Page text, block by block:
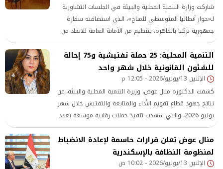
شاركت وزارة التنمية المحلية والبيئة في الجلسات التشاورية
لـ«حوار أنطاليا المتوسطي للمناخ»، الذي استضافته سفارة
جمهورية تركيا بالقاهرة، بتنظيم من الأمانة العامة للاتحاد من
أجل المتوسط،
التنمية المحلية: 25 حملة تفتيشية و75 إحالة
للشئون القانونية خلال شهر واحد
الإثنين 13/يوليو/2026 - 12:05 م
كشفت الدكتورة منال عوض، وزيرة التنمية المحلية والبيئة، عن
نتائج جهود قطاع تقويم الأداء والمتابعة والتفتيش خلال شهر
يونيو 2026، والتي شهدت تنفيذ حملات رقابية موسعة بعدد
من المحافظات
منال عوض تعلن قرارات حاسمة لإعادة الانضباط
لمنظومة النظافة بالإسكندرية
الإثنين 13/يوليو/2026 - 10:02 ص